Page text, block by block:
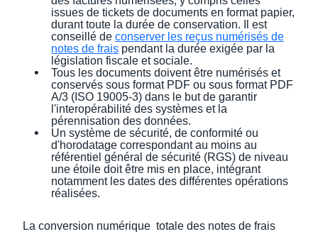
issues de tickets de documents en format papier,
durant toute la durée de conservation. Il est
conseillé de conserver les reçus numérisés de
notes de frais pendant la durée exigée par la
législation fiscale et sociale.
Tous les documents doivent être numérisés et
conservés sous format PDF ou sous format PDF
A/3 (ISO 19005-3) dans le but de garantir
l'interopérabilité des systèmes et la
pérennisation des données.
Un système de sécurité, de conformité ou
d'horodatage correspondant au moins au
référentiel général de sécurité (RGS) de niveau
une étoile doit être mis en place, intégrant
notamment les dates des différentes opérations
réalisées.
La conversion numérique totale des notes de frais